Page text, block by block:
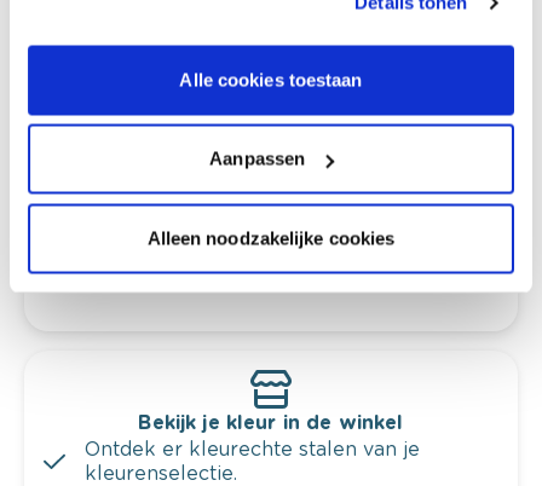
Alle cookies toestaan
Aanpassen
Alleen noodzakelijke cookies
Kleuradvies aan huis
Ga samen met de kleuradviseur door je
Krijg kleuradvies op basis van de lichtinval
en je meubels.
Krijg ineens een technologische check-up
van je muren.
Bekijk je kleur in de winkel
Ontdek er kleurechte stalen van je
kleurenselectie.